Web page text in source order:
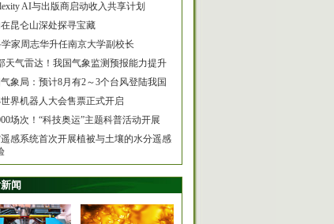
AI与出版商启动收入共享计划
昆仑山深处探寻宝藏
家周志华升任南京大学副校长
天气雷达！我国气象监测预报能力提升
象局：预计8月有2～3个台风登陆我国
世界机器人大会售票正式开启
场次！“科技奥运”主题科普活动开展
感系统首次开展植被与土壤的水分遥感
闻